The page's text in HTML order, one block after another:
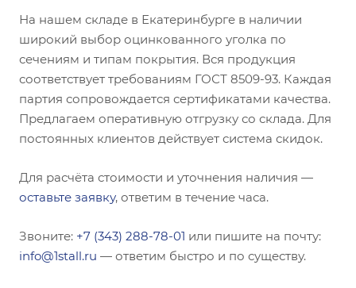
На нашем складе в Екатеринбурге в наличии
широкий выбор оцинкованного уголка по
сечениям и типам покрытия. Вся продукция
соответствует требованиям ГОСТ 8509-93. Каждая
партия сопровождается сертификатами качества.
Предлагаем оперативную отгрузку со склада. Для
постоянных клиентов действует система скидок.
Для расчёта стоимости и уточнения наличия —
оставьте заявку, ответим в течение часа.
Звоните: +7 (343) 288-78-01 или пишите на почту:
info@1stall.ru — ответим быстро и по существу.